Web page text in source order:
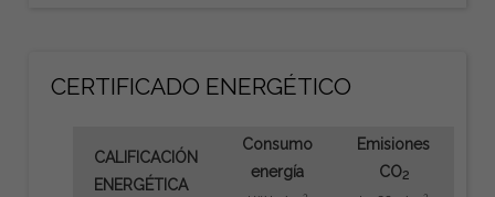
CERTIFICADO ENERGÉTICO
CALIFICACIÓN
ENERGÉTICA
Consumo
energía
Emisiones
CO2